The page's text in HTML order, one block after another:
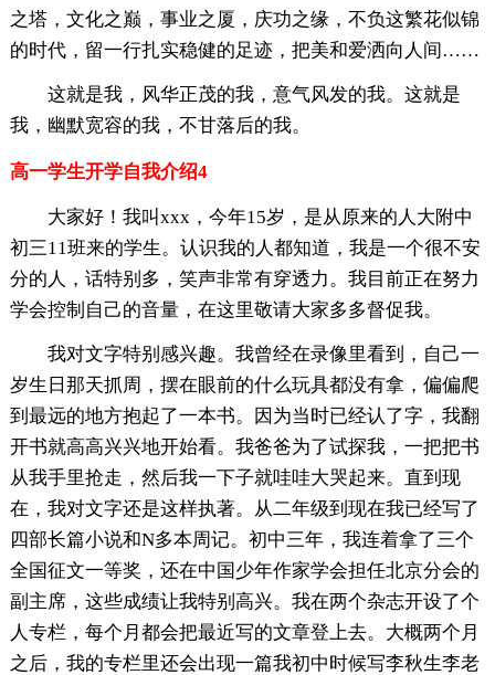
之塔，文化之巅，事业之厦，庆功之缘，不负这繁花似锦
的时代，留一行扎实稳健的足迹，把美和爱洒向人间……
这就是我，风华正茂的我，意气风发的我。这就是
我，幽默宽容的我，不甘落后的我。
高一学生开学自我介绍4
大家好！我叫xxx，今年15岁，是从原来的人大附中
初三11班来的学生。认识我的人都知道，我是一个很不安
分的人，话特别多，笑声非常有穿透力。我目前正在努力
学会控制自己的音量，在这里敬请大家多多督促我。
我对文字特别感兴趣。我曾经在录像里看到，自己一
岁生日那天抓周，摆在眼前的什么玩具都没有拿，偏偏爬
到最远的地方抱起了一本书。因为当时已经认了字，我翻
开书就高高兴兴地开始看。我爸爸为了试探我，一把把书
从我手里抢走，然后我一下子就哇哇大哭起来。直到现
在，我对文字还是这样执著。从二年级到现在我已经写了
四部长篇小说和N多本周记。初中三年，我连着拿了三个
全国征文一等奖，还在中国少年作家学会担任北京分会的
副主席，这些成绩让我特别高兴。我在两个杂志开设了个
人专栏，每个月都会把最近写的文章登上去。大概两个月
之后，我的专栏里还会出现一篇我初中时候写李秋生李老